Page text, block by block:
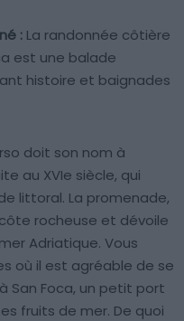
: La randonnée côtière
est une balade
histoire et baignades
doit son nom à
au XVIe siècle, qui
littoral. La promenade,
rocheuse et dévoile
Adriatique. Vous
où il est agréable de se
San Foca, un petit port
fruits de mer. De quoi